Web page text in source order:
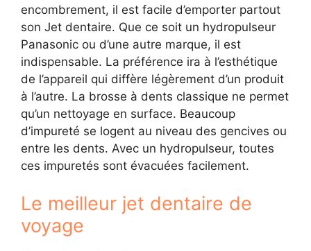
encombrement, il est facile d’emporter partout
son Jet dentaire. Que ce soit un hydropulseur
Panasonic ou d’une autre marque, il est
indispensable. La préférence ira à l’esthétique
de l’appareil qui diffère légèrement d’un produit
à l’autre. La brosse à dents classique ne permet
qu’un nettoyage en surface. Beaucoup
d’impureté se logent au niveau des gencives ou
entre les dents. Avec un hydropulseur, toutes
ces impuretés sont évacuées facilement.
Le meilleur jet dentaire de
voyage